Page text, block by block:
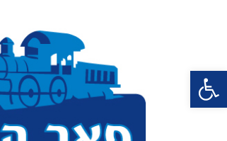
פתח סרגל נגישות